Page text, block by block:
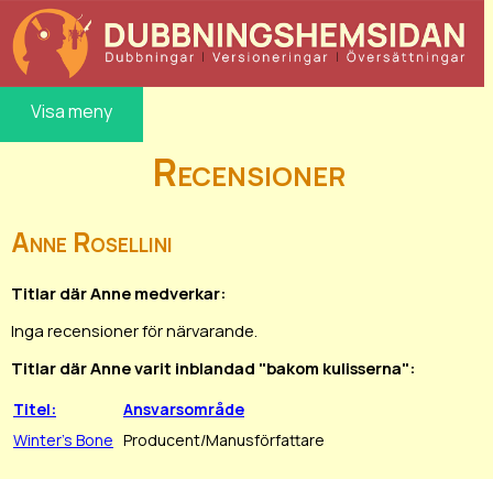
Visa meny
Recensioner
Anne Rosellini
Titlar där Anne medverkar:
Inga recensioner för närvarande.
Titlar där Anne varit inblandad "bakom kulisserna":
Titel:
Ansvarsområde
Winter's Bone Producent/Manusförfattare